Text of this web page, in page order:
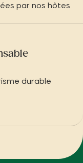
par nos hôtes
durable